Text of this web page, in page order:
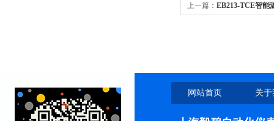
上一篇： EB213-TCE智能
网站首页 关